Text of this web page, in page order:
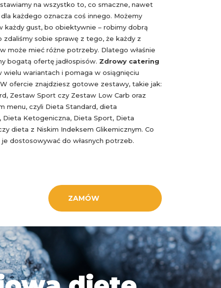
na wszystko to, co smaczne, nawet
dla każdego oznacza coś innego. Możemy
każdy gust, bo obiektywnie – robimy dobrą
zdaliśmy sobie sprawę z tego, że każdy z
może mieć różne potrzeby. Dlatego właśnie
bogatą ofertę jadłospisów. Zdrowy catering
wielu wariantach i pomaga w osiągnięciu
ofercie znajdziesz gotowe zestawy, takie jak:
Zestaw Sport czy Zestaw Low Carb oraz
menu, czyli Dieta Standard, dieta
Dieta Ketogeniczna, Dieta Sport, Dieta
dieta z Niskim Indeksem Glikemicznym. Co
dostosowywać do własnych potrzeb.
ZAMÓW